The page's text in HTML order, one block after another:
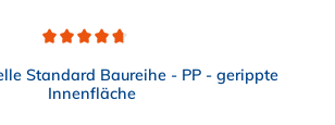
Standard Baureihe - PP - gerippte
Innenfläche